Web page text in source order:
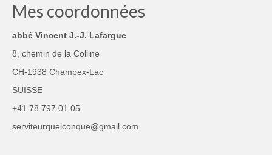
Mes coordonnées
abbé Vincent J.-J. Lafargue
8, chemin de la Colline
CH-1938 Champex-Lac
SUISSE
+41 78 797.01.05
serviteurquelconque@gmail.com